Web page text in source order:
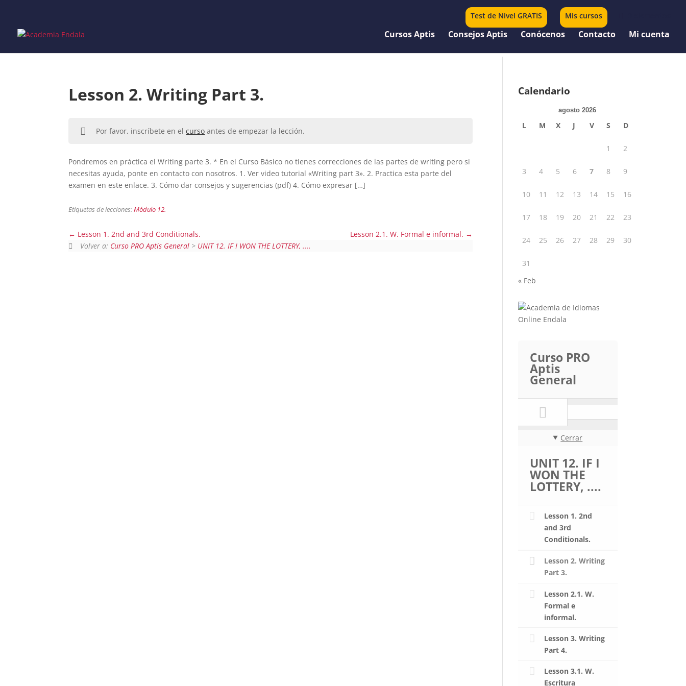
Test de Nivel GRATIS Mis cursos
Cursos Aptis Consejos Aptis Conócenos Contacto Mi cuenta
Lesson 2. Writing Part 3.
Por favor, inscríbete en elcurso antes de empezar la lección.
Pondremos en práctica el Writing parte 3. * En el Curso Básico no tienes correcciones de las partes de writing pero si
necesitas ayuda, ponte en contacto con nosotros. 1. Ver video tutorial «Writing part 3». 2. Practica esta parte del
examen en este enlace. 3. Cómo dar consejos y sugerencias (pdf) 4. Cómo expresar […]
Etiquetas de lecciones:Módulo 12.
Lesson 1. 2nd and 3rd Conditionals.
Lesson 2.1. W. Formal e informal.
Volver a: Curso PRO Aptis General > UNIT 12. IF I WON THE LOTTERY, ....
Calendario
agosto 2026
L M X J V S D
1 2
3 4 5 6 7 8 9
10 11 12 13 14 15 16
17 18 19 20 21 22 23
24 25 26 27 28 29 30
31
« Feb
Curso PRO
Aptis
General
Cerrar
UNIT 12. IF I
WON THE
LOTTERY, ....
Lesson 1. 2nd
and 3rd
Conditionals.
Lesson 2. Writing
Part 3.
Lesson 2.1. W.
Formal e
informal.
Lesson 3. Writing
Part 4.
Lesson 3.1. W.
Escritura